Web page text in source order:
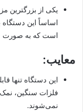
اساساً این دستگاه
است که به صورت
معایب:
این دستگاه تنها
فلزات سنگین،
نمی‌شوند.